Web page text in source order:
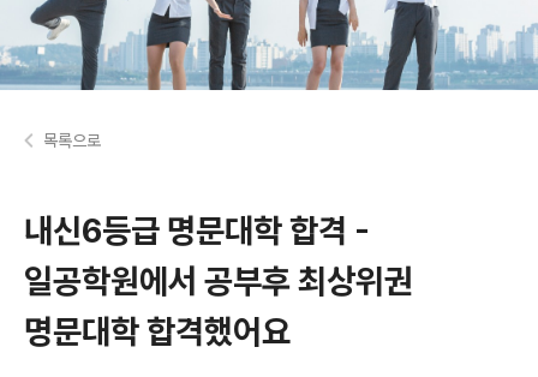
목록으로
내신6등급 명문대학 합격 -
일공학원에서 공부후 최상위권
명문대학 합격했어요